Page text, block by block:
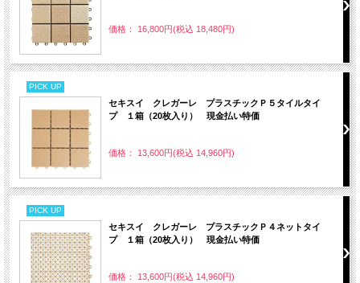
価格： 16,800円(税込 18,480円)
PICK UP
セキスイ クレガーレ プラスチックＰ５タイルタイ
プ １箱（20枚入り） 現金払い特価
価格： 13,600円(税込 14,960円)
PICK UP
セキスイ クレガーレ プラスチックＰ４ネットタイ
プ １箱（20枚入り） 現金払い特価
価格： 13,600円(税込 14,960円)